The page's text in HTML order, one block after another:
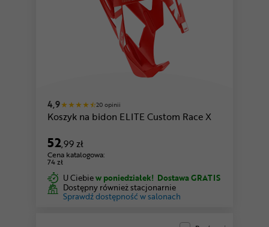
4,9 20 opinii
Koszyk na bidon ELITE Custom Race X
52,99 zł
Cena katalogowa:
74 zł
U Ciebiew poniedziałek! Dostawa GRATIS
Dostępny również stacjonarnie
Sprawdź dostępność w salonach